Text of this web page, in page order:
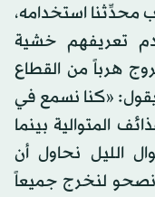
استخدامه،
تعريفهم خشية
هرباً من القطاع
«كنا نسمع في
المتوالية بينما
الليل نحاول أن
لنخرج جميعاً